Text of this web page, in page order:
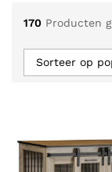
170 Producten
Sorteer op